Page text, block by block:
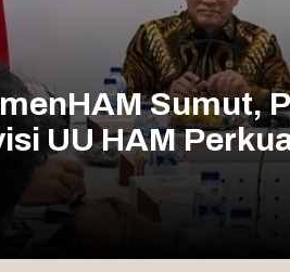
Sumut,
UU HAM